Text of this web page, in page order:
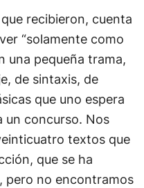
recibieron, cuenta
“solamente como
una pequeña trama,
de sintaxis, de
que uno espera
un concurso. Nos
textos que
que se ha
pero no encontramos